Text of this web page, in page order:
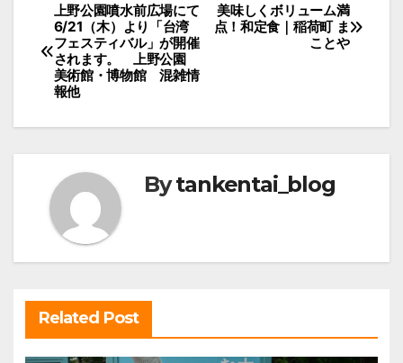
投
稿
ナ
ビ
ゲ
シ
ョ
ン
美味しくボリューム満
点！和定食｜稲荷町 ま
ことや
上野公園噴水前広場にて
6/21（木）より「台湾
フェスティバル」が開催
されます。 上野公園
美術館・博物館 混雑情
報他
Bytankentai_blog
Related Post